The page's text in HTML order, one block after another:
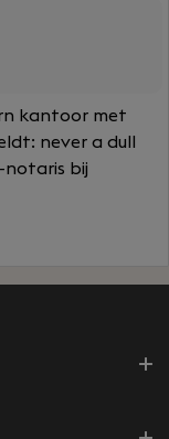
kantoor met
never a dull
notaris bij